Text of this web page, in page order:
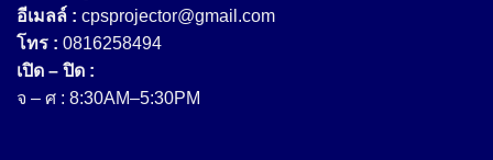
อีเมลล์ : cpsprojector@gmail.com
โทร : 0816258494
เปิด – ปิด :
จ – ศ : 8:30AM–5:30PM